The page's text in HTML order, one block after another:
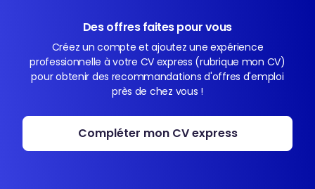
Des offres faites pour vous
Créez un compte et ajoutez une expérience
professionnelle à votre CV express (rubrique mon CV)
pour obtenir des recommandations d'offres d'emploi
près de chez vous !
Compléter mon CV express